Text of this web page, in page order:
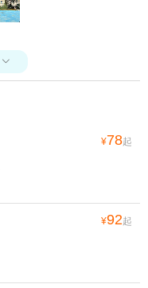

¥78起
¥92起